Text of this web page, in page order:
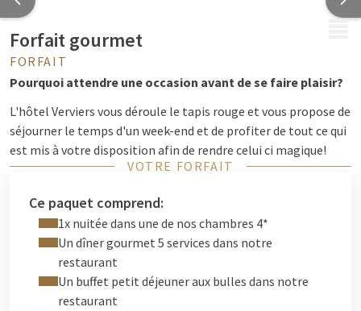
Forfait gourmet
FORFAIT
Pourquoi attendre une occasion avant de se faire plaisir?
L'hôtel Verviers vous déroule le tapis rouge et vous propose de
séjourner le temps d'un week-end et de profiter de tout ce qui
est mis à votre disposition afin de rendre celui ci magique!
VOTRE FORFAIT
Ce paquet comprend:
1x nuitée dans une de nos chambres 4*
Un dîner gourmet 5 services dans notre
restaurant
Un buffet petit déjeuner aux bulles dans notre
restaurant